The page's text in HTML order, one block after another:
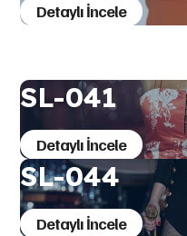
Detaylı İncele
SL-041
Detaylı İncele
SL-044
Detaylı İncele